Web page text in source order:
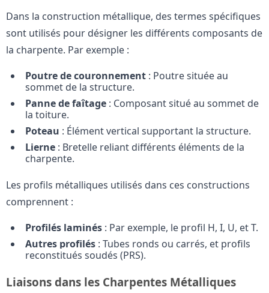
Dans la construction métallique, des termes spécifiques
sont utilisés pour désigner les différents composants de
la charpente. Par exemple :
Poutre de couronnement : Poutre située au
sommet de la structure.
Panne de faîtage : Composant situé au sommet de
la toiture.
Poteau : Élément vertical supportant la structure.
Lierne : Bretelle reliant différents éléments de la
charpente.
Les profils métalliques utilisés dans ces constructions
comprennent :
Profilés laminés : Par exemple, le profil H, I, U, et T.
Autres profilés : Tubes ronds ou carrés, et profils
reconstitués soudés (PRS).
Liaisons dans les Charpentes Métalliques